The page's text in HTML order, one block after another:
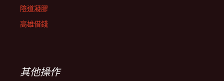
陰道凝膠
高雄借錢
其他操作